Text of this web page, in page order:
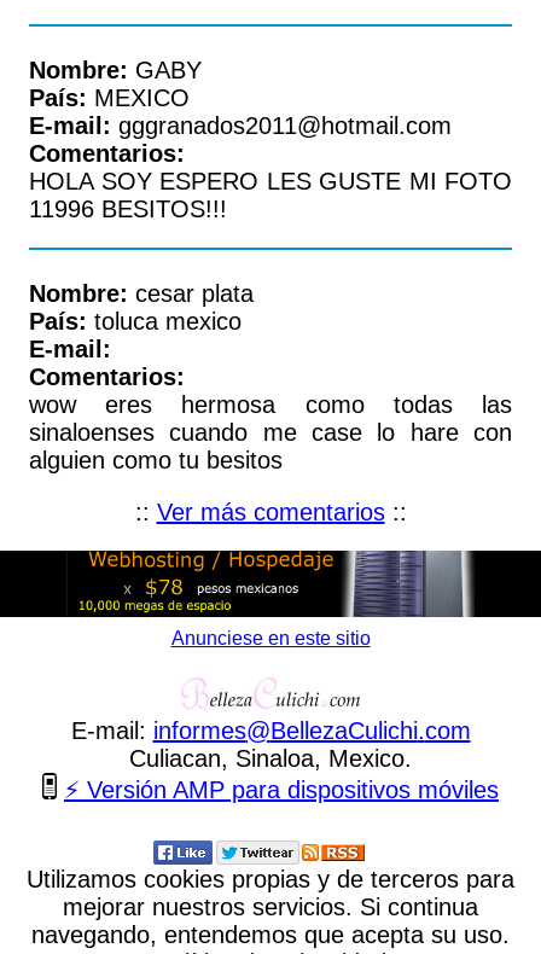
Nombre: GABY
País: MEXICO
E-mail: gggranados2011@hotmail.com
Comentarios:
HOLA SOY ESPERO LES GUSTE MI FOTO
11996 BESITOS!!!
Nombre: cesar plata
País: toluca mexico
E-mail:
Comentarios:
wow eres hermosa como todas las
sinaloenses cuando me case lo hare con
alguien como tu besitos
:: Ver más comentarios::
Anunciese en este sitio
E-mail: informes@BellezaCulichi.com
Culiacan, Sinaloa, Mexico.
⚡ Versión AMP para dispositivos móviles
Utilizamos cookies propias y de terceros para
mejorar nuestros servicios. Si continua
navegando, entendemos que acepta su uso.